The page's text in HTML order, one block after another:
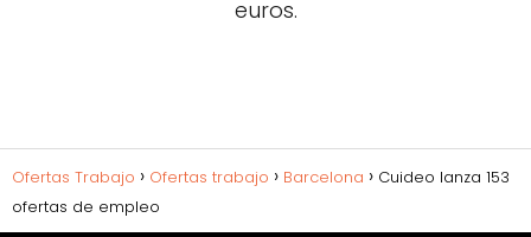
euros.
Ofertas Trabajo Ofertas trabajo Barcelona
Cuideo lanza 153
ofertas de empleo